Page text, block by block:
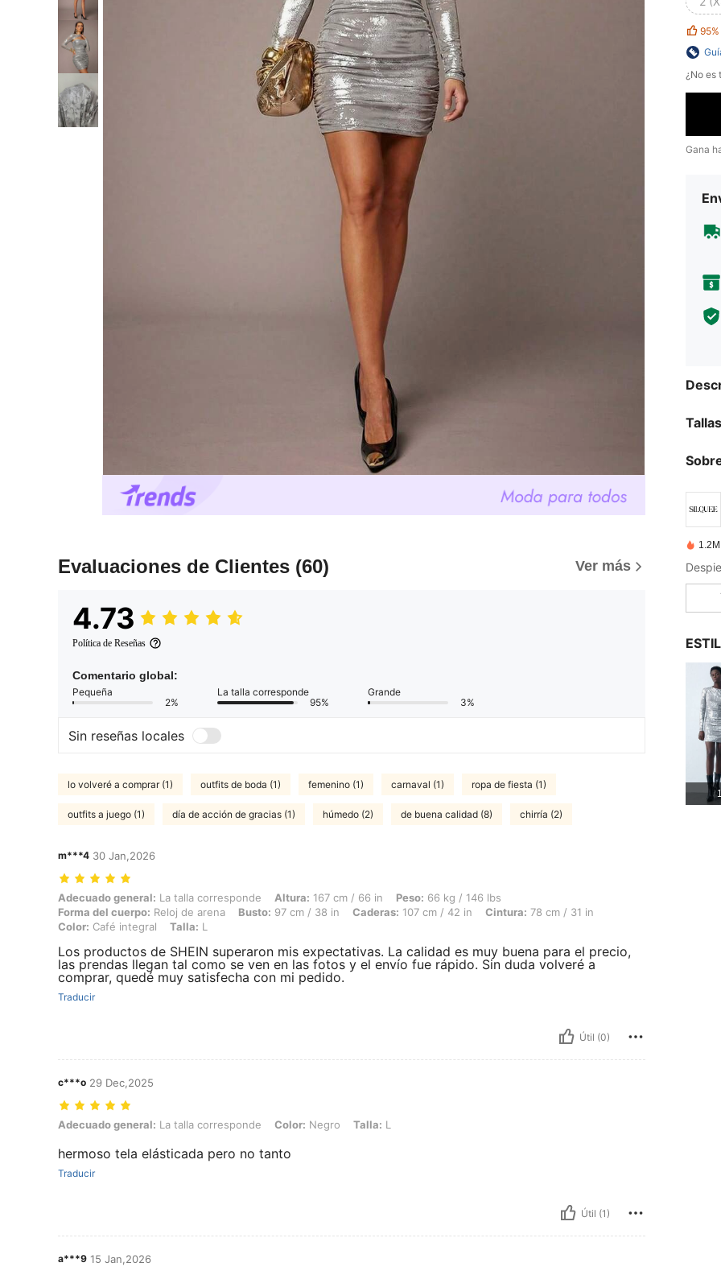
Evaluaciones de Clientes (60) Ver más
4.73
Política de Reseñas
Comentario global:
Pequeña
2%
La talla corresponde
95%
Grande
3%
Sin reseñas locales
lo volveré a comprar (1) outfits de boda (1) femenino (1) carnaval (1) ropa de fiesta (1)
outfits a juego (1) día de acción de gracias (1) húmedo (2) de buena calidad (8) chirría (2)
m***4 30 Jan,2026
Adecuado general: La talla corresponde, Altura: 167 cm / 66 in, Peso: 66 kg / 146 lbs, Forma del cuerpo: Reloj de arena, Busto: 97 cm / 38 in,
Adecuado general: La talla corresponde Altura: 167 cm / 66 in Peso: 66 kg / 146 lbs
Forma del cuerpo: Reloj de arena Busto: 97 cm / 38 in Caderas: 107 cm / 42 in Cintura: 78 cm / 31 in
Color: Café integral Talla: L
Los productos de SHEIN superaron mis expectativas. La calidad es muy buena para el precio,
las prendas llegan tal como se ven en las fotos y el envío fue rápido. Sin duda volveré a
comprar, quedé muy satisfecha con mi pedido.
Traducir
Útil (0)
c***o 29 Dec,2025
Adecuado general: La talla corresponde, Color: Negro, Talla: L
Adecuado general: La talla corresponde Color: Negro Talla: L
hermoso tela elásticada pero no tanto
Traducir
Útil (1)
a***9 15 Jan,2026
95%
¿No es
Gana